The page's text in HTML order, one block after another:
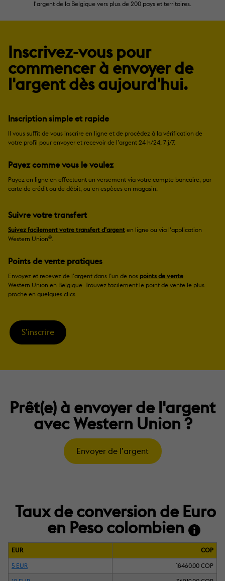
l'argent de la Belgique vers plus de 200 pays et territoires.
Inscrivez-vous pour
commencer à envoyer de
l'argent dès aujourd'hui.
Inscription simple et rapide
Il vous suffit de vous inscrire en ligne et de procédez à la vérification de
votre profil pour envoyer et recevoir de l’argent 24 h/24, 7 j/7.
Payez comme vous le voulez
Payez en ligne en effectuant un versement via votre compte bancaire, par
carte de crédit ou de débit, ou en espèces en magasin.
Suivre votre transfert
Suivez facilement votre transfert d’argent en ligne ou via l’application
Western Union®
Points de vente pratiques
Envoyez et recevez de l’argent dans l’un de nos points de vente
Western Union en Belgique. Trouvez facilement le point de vente le plus
proche en quelques clics.
S’inscrire
Prêt(e) à envoyer de l'argent
avec Western Union ?
Envoyer de l’argent
Taux de conversion de Euro
en Peso colombien
EUR COP
5 EUR 18460.00 COP